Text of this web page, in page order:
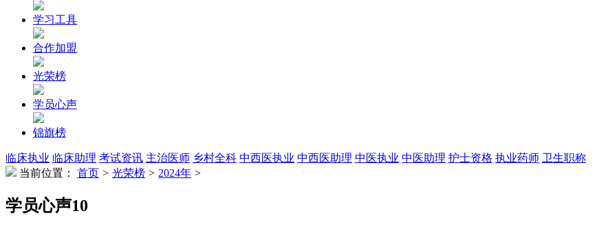
学习工具
合作加盟
光荣榜
学员心声
锦旗榜
临床执业 临床助理 考试资讯 主治医师 乡村全科 中西医执业 中西医助理 中医执业 中医助理 护士资格 执业药师 卫生职称
当前位置：
首页 > 光荣榜 > 2024年 >
学员心声10